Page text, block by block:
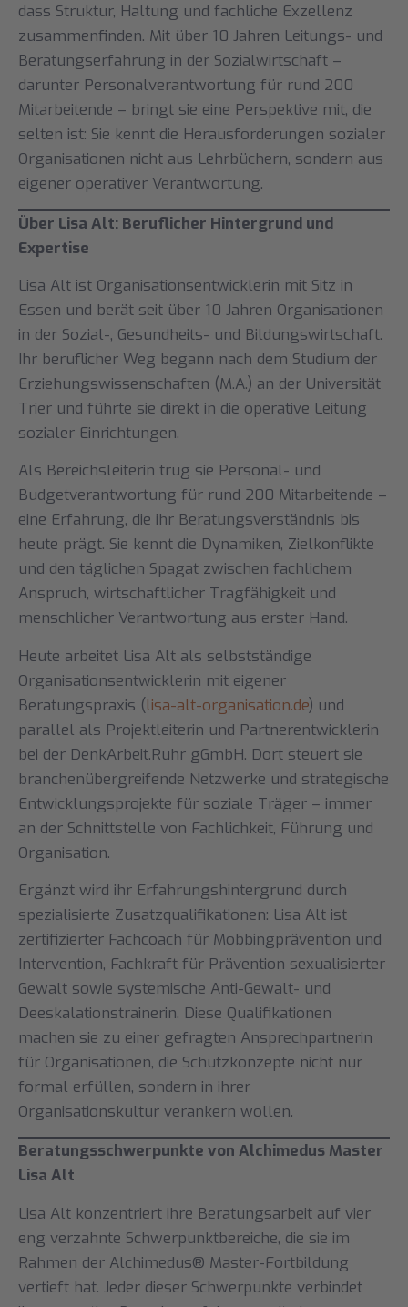
dass Struktur, Haltung und fachliche Exzellenz
zusammenfinden. Mit über 10 Jahren Leitungs- und
Beratungserfahrung in der Sozialwirtschaft –
darunter Personalverantwortung für rund 200
Mitarbeitende – bringt sie eine Perspektive mit, die
selten ist: Sie kennt die Herausforderungen sozialer
Organisationen nicht aus Lehrbüchern, sondern aus
eigener operativer Verantwortung.
Über Lisa Alt: Beruflicher Hintergrund und
Expertise
Lisa Alt ist Organisationsentwicklerin mit Sitz in
Essen und berät seit über 10 Jahren Organisationen
in der Sozial-, Gesundheits- und Bildungswirtschaft.
Ihr beruflicher Weg begann nach dem Studium der
Erziehungswissenschaften (M.A.) an der Universität
Trier und führte sie direkt in die operative Leitung
sozialer Einrichtungen.
Als Bereichsleiterin trug sie Personal- und
Budgetverantwortung für rund 200 Mitarbeitende –
eine Erfahrung, die ihr Beratungsverständnis bis
heute prägt. Sie kennt die Dynamiken, Zielkonflikte
und den täglichen Spagat zwischen fachlichem
Anspruch, wirtschaftlicher Tragfähigkeit und
menschlicher Verantwortung aus erster Hand.
Heute arbeitet Lisa Alt als selbstständige
Organisationsentwicklerin mit eigener
Beratungspraxis (lisa-alt-organisation.de) und
parallel als Projektleiterin und Partnerentwicklerin
bei der DenkArbeit.Ruhr gGmbH. Dort steuert sie
branchenübergreifende Netzwerke und strategische
Entwicklungsprojekte für soziale Träger – immer
an der Schnittstelle von Fachlichkeit, Führung und
Organisation.
Ergänzt wird ihr Erfahrungshintergrund durch
spezialisierte Zusatzqualifikationen: Lisa Alt ist
zertifizierter Fachcoach für Mobbingprävention und
Intervention, Fachkraft für Prävention sexualisierter
Gewalt sowie systemische Anti-Gewalt- und
Deeskalationstrainerin. Diese Qualifikationen
machen sie zu einer gefragten Ansprechpartnerin
für Organisationen, die Schutzkonzepte nicht nur
formal erfüllen, sondern in ihrer
Organisationskultur verankern wollen.
Beratungsschwerpunkte von Alchimedus Master
Lisa Alt
Lisa Alt konzentriert ihre Beratungsarbeit auf vier
eng verzahnte Schwerpunktbereiche, die sie im
Rahmen der Alchimedus® Master-Fortbildung
vertieft hat. Jeder dieser Schwerpunkte verbindet